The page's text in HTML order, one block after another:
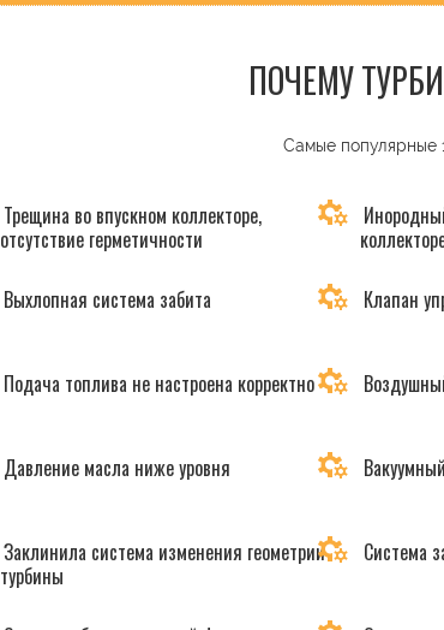
ПОЧЕМУ
Самые популярные
Трещина во впускном коллекторе,
отсутствие герметичности
Выхлопная система забита Клапан
Подача топлива не настроена корректно
Давление масла ниже уровня
Заклинила система изменения геометрии
турбины
Система